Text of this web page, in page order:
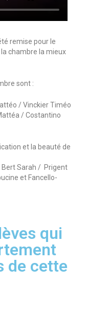
remise pour le
chambre la mieux
sont :
/ Vinckier Timéo
/ Costantino
et la beauté de
Bert Sarah / Prigent
et Fancello-
qui
de cette